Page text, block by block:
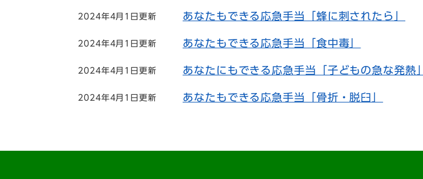
2024年4月1日更新 あなたもできる応急手当「蜂に刺されたら」
2024年4月1日更新 あなたもできる応急手当「食中毒」
2024年4月1日更新 あなたにもできる応急手当「子どもの急な発熱」
2024年4月1日更新 あなたもできる応急手当「骨折・脱臼」